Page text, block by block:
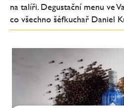
na talíři. Degustační menu ve
co všechno šéfkuchař Daniel